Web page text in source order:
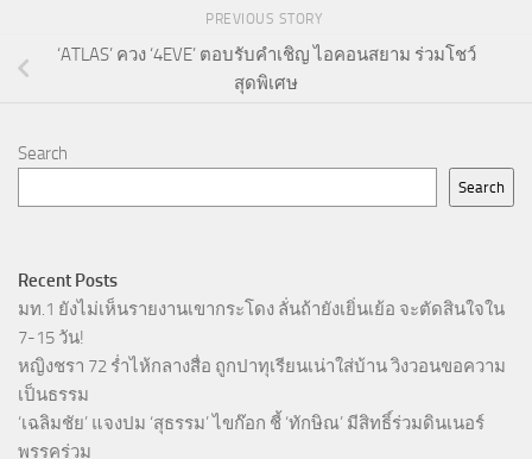
PREVIOUS STORY
‘ATLAS’ ควง ‘4EVE’ ตอบรับคำเชิญ ไอคอนสยาม ร่วมโชว์
สุดพิเศษ
Search
Search
Recent Posts
มท.1 ยังไม่เห็นรายงานเขากระโดง ลั่นถ้ายังเยิ่นเย้อ จะตัดสินใจใน
7-15 วัน!
หญิงชรา 72 ร่ำไห้กลางสื่อ ถูกปาทุเรียนเน่าใส่บ้าน วิงวอนขอความ
เป็นธรรม
‘เฉลิมชัย’ แจงปม ‘สุธรรม’ ไขก๊อก ชี้ ‘ทักษิณ’ มีสิทธิ์ร่วมดินเนอร์
พรรคร่วม